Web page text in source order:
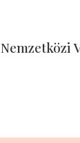
Nemzetközi